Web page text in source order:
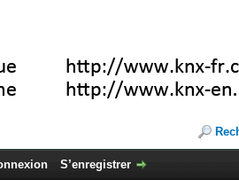
S’enregistrer